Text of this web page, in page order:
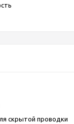
скрытой проводки